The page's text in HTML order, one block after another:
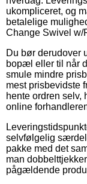
ukompliceret, og
betalelige
Change Swivel w/
Du bør derudover
bopæl eller til når
smule mindre
mest prisbevidste
hente ordren
online
selvfølgelig
pakke med det
man
pågældende